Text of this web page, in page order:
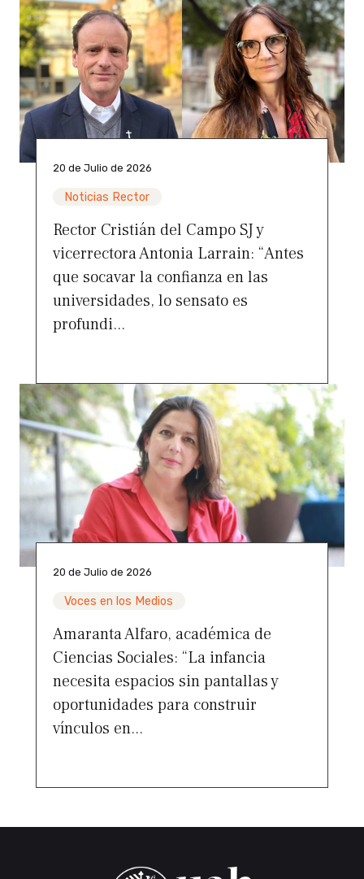
20 de Julio de 2026
Noticias Rector
Rector Cristián del Campo SJ y
vicerrectora Antonia Larrain: “Antes
que socavar la confianza en las
universidades, lo sensato es
profundi...
20 de Julio de 2026
Voces en los Medios
Amaranta Alfaro, académica de
Ciencias Sociales: “La infancia
necesita espacios sin pantallas y
oportunidades para construir
vínculos en...